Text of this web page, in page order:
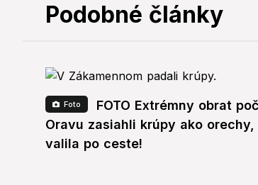
Podobné články
Foto
FOTO Extrémny obrat
Oravu zasiahli krúpy ako
valila po ceste!